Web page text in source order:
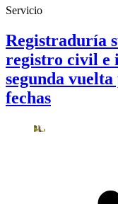
Servicio
Registraduría
registro civil e
segunda
fechas